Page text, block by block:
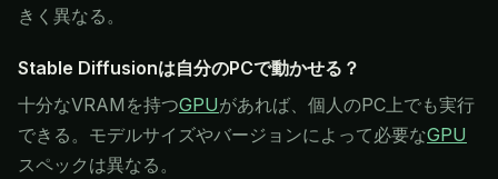
きく異なる。
Stable Diffusionは自分のPCで動かせる？
十分なVRAMを持つGPUがあれば、個人のPC上でも実行
できる。モデルサイズやバージョンによって必要なGPU
スペックは異なる。